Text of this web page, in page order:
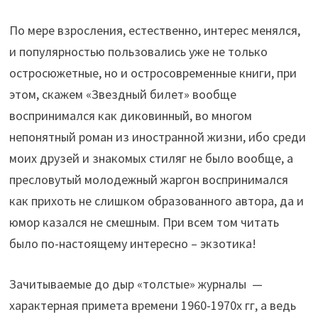
По мере взросления, естественно, интерес менялся,
и популярностью пользовались уже не только
остросюжетные, но и остросовременные книги, при
этом, скажем «Звездный билет» вообще
воспринимался как диковинный, во многом
непонятный роман из иностранной жизни, ибо среди
моих друзей и знакомых стиляг не было вообще, а
пресловутый молодежный жаргон воспринимался
как прихоть не слишком образованного автора, да и
юмор казался не смешным. При всем том читать
было по-настоящему интересно – экзотика!
Зачитываемые до дыр «толстые» журналы —
характерная примета времени 1960-1970х гг, а ведь